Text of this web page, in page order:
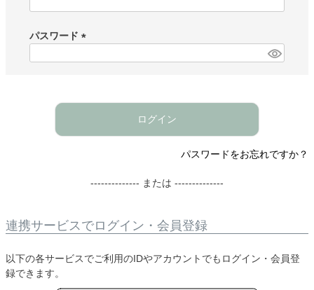
)
パスワード
ログイン
パスワードをお忘れですか？
-------------- または --------------
連携サービスでログイン・会員登録
以下の各サービスでご利用のIDやアカウントでもログイン・会員登
録できます。